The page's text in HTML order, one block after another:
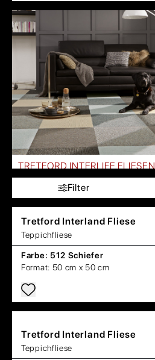
TRETFORD INTERLIFE FLIESEN
Filter
Tretford Interland Fliese
Teppichfliese
Farbe: 512 Schiefer
Format: 50 cm x 50 cm
Tretford Interland Fliese
Teppichfliese